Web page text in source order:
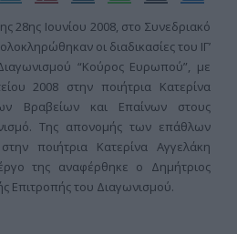
28ης Ιουνίου 2008, στο Συνεδριακό
οι διαδικασίες του ΙΓ’
“Κούρος Ευρωπού”, με
2008 στην ποιήτρια Κατερίνα
Βραβείων και Επαίνων στους
Της απονομής των επάθλων
ποιήτρια Κατερίνα Αγγελάκη
της αναφέρθηκε ο Δημήτριος
Επιτροπής του Διαγωνισμού.